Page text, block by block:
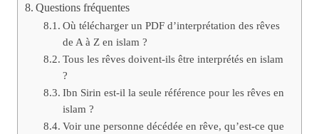
Questions fréquentes
Où télécharger un PDF d’interprétation des rêves
de A à Z en islam ?
Tous les rêves doivent-ils être interprétés en islam
?
Ibn Sirin est-il la seule référence pour les rêves en
islam ?
Voir une personne décédée en rêve, qu’est-ce que